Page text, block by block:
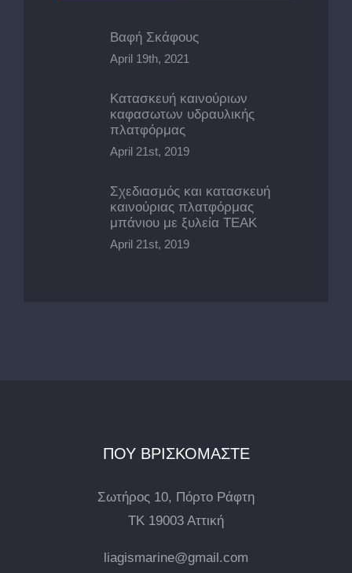
Βαφή Σκάφους
April 19th, 2021
Κατασκευή καινούριων
καφασωτων υδραυλικής
πλατφόρμας
April 21st, 2019
Σχεδιασμός και κατασκευή
καινούριας πλατφόρμας
μπάνιου με ξυλεία ΤΕΑΚ
April 21st, 2019
ΠΟΥ ΒΡΙΣΚΟΜΑΣΤΕ
Σωτήρος 10, Πόρτο Ράφτη
ΤΚ 19003 Αττική
liagismarine@gmail.com